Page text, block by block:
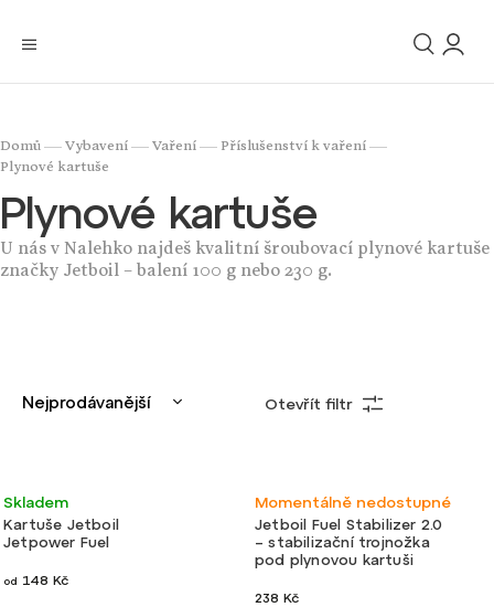
Domů/ Vybavení/ Vaření/ Příslušenství k vaření/
Plynové kartuše
Plynové kartuše
U nás v Nalehko najdeš kvalitní šroubovací plynové kartuše
značky Jetboil – balení 100 g nebo 230 g.
Nejprodávanější
Abecedně
Otevřít filtr
Lehké
Kartuše Jetboil
Jetpower Fuel
Skladem
od 148 Kč
Jetboil Fuel Stabilizer 2.0
– stabilizační trojnožka
pod plynovou kartuši
Momentálně nedostupné
238 Kč